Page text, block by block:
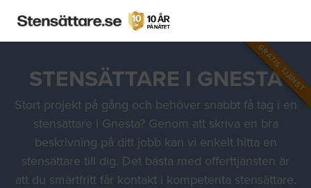
GRATIS TJÄNST
STENSÄTTARE I GNESTA
Stort projekt på gång och behöver snabbt få tag i en
stensättare i Gnesta? Genom att skriva en bra
beskrivning på ditt jobb kan vi enkelt hitta en
stensättare till dig. Det bästa med offerttjänsten är
att du smärtfritt får kontakt i kompetenta stensättare.